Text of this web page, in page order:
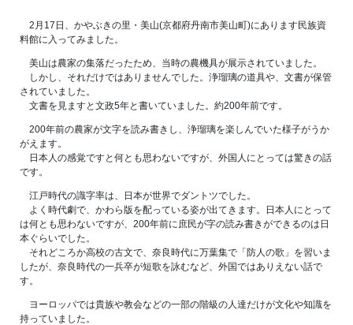
2月17日、かやぶきの里・美山(京都府丹南市美山町)にあります民族資
料館に入ってみました。
美山は農家の集落だったため、当時の農機具が展示されていました。
しかし、それだけではありませんでした。浄瑠璃の道具や、文書が保管
されていました。
文書を見ますと文政5年と書いていました。約200年前です。
200年前の農家が文字を読み書きし、浄瑠璃を楽しんでいた様子がうか
がえます。
日本人の感覚ですと何とも思わないですが、外国人にとっては驚きの話
です。
江戸時代の識字率は、日本が世界でダントツでした。
よく時代劇で、かわら版を配っている姿が出てきます。日本人にとって
は何とも思わないですが、200年前に庶民が字の読み書きができるのは日
本ぐらいでした。
それどころか高校の古文で、奈良時代に万葉集で「防人の歌」を習いま
したが、奈良時代の一兵卒が短歌を詠むなど、外国ではありえない話で
す。
ヨーロッパでは貴族や教会などの一部の階級の人達だけが文化や知識を
持っていました。